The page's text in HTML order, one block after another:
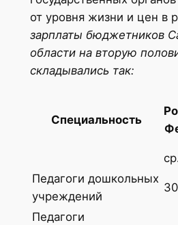
от уровня жизни и цен в
зарплаты бюджетников
области на вторую
складывались так:
Специальность
Педагоги дошкольных
учреждений
Педагоги